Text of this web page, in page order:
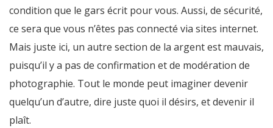
condition que le gars écrit pour vous. Aussi, de sécurité,
ce sera que vous n’êtes pas connecté via sites internet.
Mais juste ici, un autre section de la argent est mauvais,
puisqu’il y a pas de confirmation et de modération de
photographie. Tout le monde peut imaginer devenir
quelqu’un d’autre, dire juste quoi il désirs, et devenir il
plaît.